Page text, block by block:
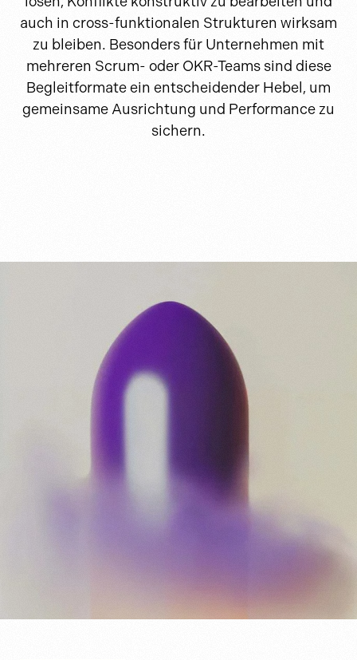
auch in cross-funktionalen Strukturen wirksam
zu bleiben. Besonders für Unternehmen mit
mehreren Scrum- oder OKR-Teams sind diese
Begleitformate ein entscheidender Hebel, um
gemeinsame Ausrichtung und Performance zu
sichern.